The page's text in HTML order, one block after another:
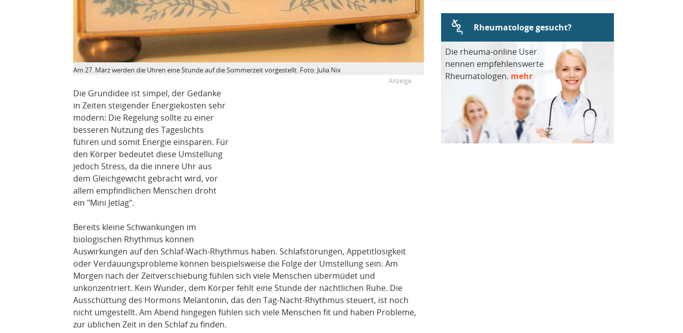
Am 27. März werden die Uhren eine Stunde auf die Sommerzeit vorgestellt. Foto: Julia Nix
Die Grundidee ist simpel, der Gedanke
in Zeiten steigender Energiekosten sehr
modern: Die Regelung sollte zu einer
besseren Nutzung des Tageslichts
führen und somit Energie einsparen. Für
den Körper bedeutet diese Umstellung
jedoch Stress, da die innere Uhr aus
dem Gleichgewicht gebracht wird, vor
allem empfindlichen Menschen droht
ein "Mini Jetlag".
Bereits kleine Schwankungen im
biologischen Rhythmus können
Auswirkungen auf den Schlaf-Wach-Rhythmus haben. Schlafstörungen, Appetitlosigkeit
oder Verdauungsprobleme können beispielsweise die Folge der Umstellung sein. Am
Morgen nach der Zeitverschiebung fühlen sich viele Menschen übermüdet und
unkonzentriert. Kein Wunder, dem Körper fehlt eine Stunde der nächtlichen Ruhe. Die
Ausschüttung des Hormons Melantonin, das den Tag-Nacht-Rhythmus steuert, ist noch
nicht umgestellt. Am Abend hingegen fühlen sich viele Menschen fit und haben Probleme,
zur üblichen Zeit in den Schlaf zu finden.
Rheumatologe gesucht?
Die rheuma-online User
nennen empfehlenswerte
Rheumatologen. mehr